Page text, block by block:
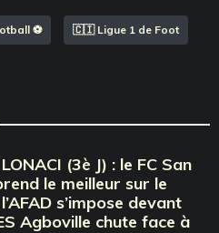
⚽️ 🇨🇮 Ligue 1 de Foot
(3è J) : le FC San
le meilleur sur le
s’impose devant
Agboville chute face à